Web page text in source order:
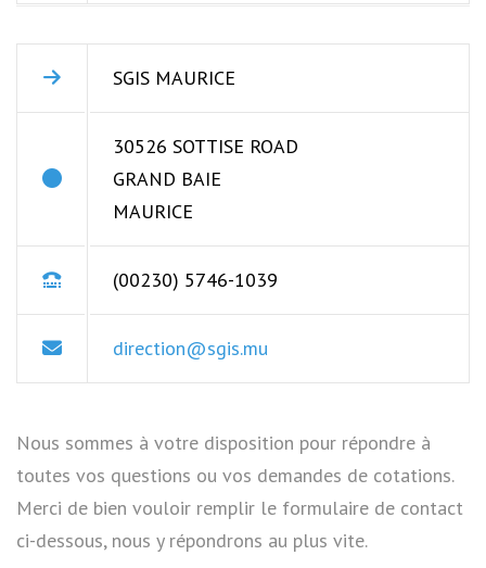
SGIS MAURICE
30526 SOTTISE ROAD
GRAND BAIE
MAURICE
(00230) 5746-1039
direction@sgis.mu
Nous sommes à votre disposition pour répondre à
toutes vos questions ou vos demandes de cotations.
Merci de bien vouloir remplir le formulaire de contact
ci-dessous, nous y répondrons au plus vite.